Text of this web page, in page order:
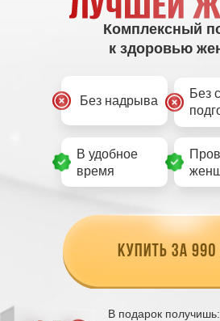
Комплексный
к здоровью
Без надрыва
Без
В удобное
время
В подарок получишь: